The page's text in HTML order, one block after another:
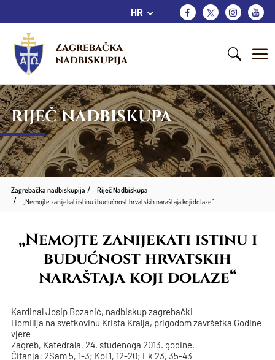
HR
Zagrebačka
nadbiskupija
RIJEČ NADBISKUPA
Zagrebačka nadbiskupija
Riječ Nadbiskupa
„Nemojte zanijekati istinu i budućnost hrvatskih naraštaja koji dolaze“
„Nemojte zanijekati istinu i
budućnost hrvatskih
naraštaja koji dolaze“
Kardinal Josip Bozanić, nadbiskup zagrebački
Homilija na svetkovinu Krista Kralja, prigodom završetka Godine
vjere
Zagreb, Katedrala, 24. studenoga 2013. godine.
Čitanja: 2Sam 5, 1-3; Kol 1, 12-20; Lk 23, 35-43